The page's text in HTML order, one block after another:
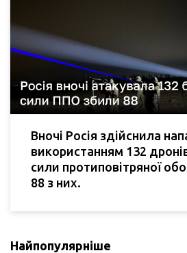
Вночі Росія здійснила
використанням 132
сили протиповітряної
88 з них.
Найпопулярніше